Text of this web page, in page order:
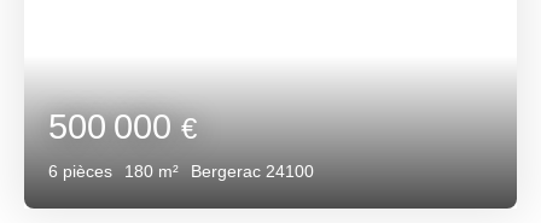
500 000€
6 pièces 180 m² Bergerac 24100